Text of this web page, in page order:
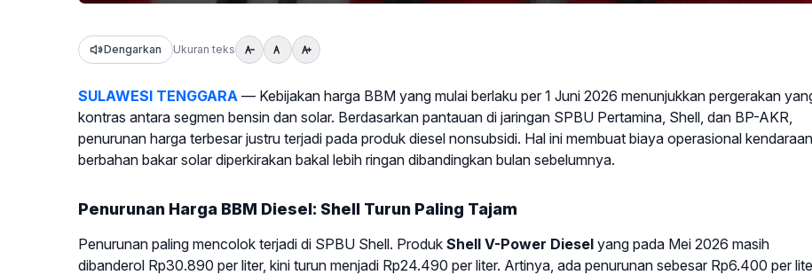
Dengarkan Ukuran teks
SULAWESI TENGGARA — Kebijakan harga BBM yang mulai berlaku per 1 Juni 2026 menunjukkan pergerakan
kontras antara segmen bensin dan solar. Berdasarkan pantauan di jaringan SPBU Pertamina, Shell, dan BP-AKR,
penurunan harga terbesar justru terjadi pada produk diesel nonsubsidi. Hal ini membuat biaya operasional kendaraan
berbahan bakar solar diperkirakan bakal lebih ringan dibandingkan bulan sebelumnya.
Penurunan Harga BBM Diesel: Shell Turun Paling Tajam
Penurunan paling mencolok terjadi di SPBU Shell. Produk Shell V-Power Diesel yang pada Mei 2026 masih
dibanderol Rp30.890 per liter, kini turun menjadi Rp24.490 per liter. Artinya, ada penurunan sebesar Rp6.400 per